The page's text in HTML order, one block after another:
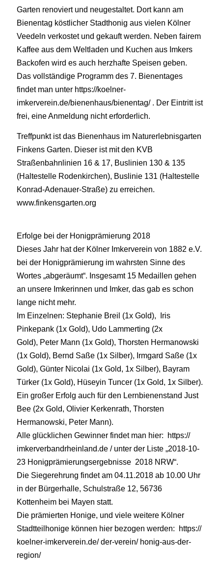
Garten renoviert und neugestaltet. Dort kann am
Bienentag köstlicher Stadthonig aus vielen Kölner
Veedeln verkostet und gekauft werden. Neben fairem
Kaffee aus dem Weltladen und Kuchen aus Imkers
Backofen wird es auch herzhafte Speisen geben.
Das vollständige Programm des 7. Bienentages
findet man unter https://koelner-
imkerverein.de/bienenhaus/bienentag/ . Der Eintritt ist
frei, eine Anmeldung nicht erforderlich.
Treffpunkt ist das Bienenhaus im Naturerlebnisgarten
Finkens Garten. Dieser ist mit den KVB
Straßenbahnlinien 16 & 17, Buslinien 130 & 135
(Haltestelle Rodenkirchen), Buslinie 131 (Haltestelle
Konrad-Adenauer-Straße) zu erreichen.
www.finkensgarten.org
Erfolge bei der Honigprämierung 2018
Dieses Jahr hat der Kölner Imkerverein von 1882 e.V.
bei der Honigprämierung im wahrsten Sinne des
Wortes „abgeräumt“. Insgesamt 15 Medaillen gehen
an unsere Imkerinnen und Imker, das gab es schon
lange nicht mehr.
Im Einzelnen: Stephanie Breil (1x Gold), Iris
Pinkepank (1x Gold), Udo Lammerting (2x
Gold), Peter Mann (1x Gold), Thorsten Hermanowski
(1x Gold), Bernd Saße (1x Silber), Irmgard Saße (1x
Gold), Günter Nicolai (1x Gold, 1x Silber), Bayram
Türker (1x Gold), Hüseyin Tuncer (1x Gold, 1x Silber).
Ein großer Erfolg auch für den Lernbienenstand Just
Bee (2x Gold, Olivier Kerkenrath, Thorsten
Hermanowski, Peter Mann).
Alle glücklichen Gewinner findet man hier: https://
imkerverbandrheinland.de / unter der Liste „2018-10-
23 Honigprämierungsergebnisse 2018 NRW“.
Die Siegerehrung findet am 04.11.2018 ab 10.00 Uhr
in der Bürgerhalle, Schulstraße 12, 56736
Kottenheim bei Mayen statt.
Die prämierten Honige, und viele weitere Kölner
Stadtteilhonige können hier bezogen werden: https://
koelner-imkerverein.de/ der-verein/ honig-aus-der-
region/